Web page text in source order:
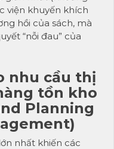
viện khuyến khích
hồi của sách, mà
“nỗi đau” của
nhu cầu thị
tồn kho
Planning
nhất khiến các